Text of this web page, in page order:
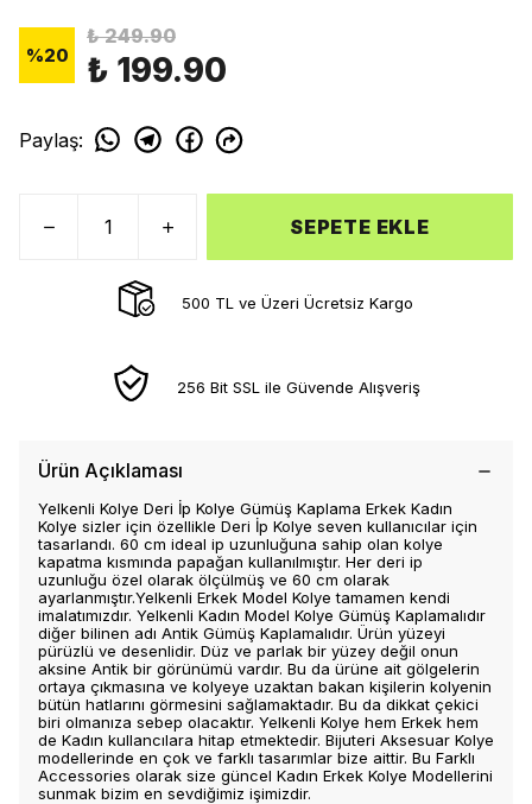
%20
₺ 249.90
₺ 199.90
Paylaş:
SEPETE EKLE
500 TL ve Üzeri Ücretsiz Kargo
256 Bit SSL ile Güvende Alışveriş
Ürün Açıklaması
Yelkenli Kolye Deri İp Kolye Gümüş Kaplama Erkek Kadın
Kolye sizler için özellikle Deri İp Kolye seven kullanıcılar için
tasarlandı. 60 cm ideal ip uzunluğuna sahip olan kolye
kapatma kısmında papağan kullanılmıştır. Her deri ip
uzunluğu özel olarak ölçülmüş ve 60 cm olarak
ayarlanmıştır.Yelkenli Erkek Model Kolye tamamen kendi
imalatımızdır. Yelkenli Kadın Model Kolye Gümüş Kaplamalıdır
diğer bilinen adı Antik Gümüş Kaplamalıdır. Ürün yüzeyi
pürüzlü ve desenlidir. Düz ve parlak bir yüzey değil onun
aksine Antik bir görünümü vardır. Bu da ürüne ait gölgelerin
ortaya çıkmasına ve kolyeye uzaktan bakan kişilerin kolyenin
bütün hatlarını görmesini sağlamaktadır. Bu da dikkat çekici
biri olmanıza sebep olacaktır. Yelkenli Kolye hem Erkek hem
de Kadın kullancılara hitap etmektedir. Bijuteri Aksesuar Kolye
modellerinde en çok ve farklı tasarımlar bize aittir. Bu Farklı
Accessories olarak size güncel Kadın Erkek Kolye Modellerini
sunmak bizim en sevdiğimiz işimizdir.